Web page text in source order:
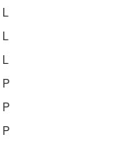
L
L
L
P
P
P